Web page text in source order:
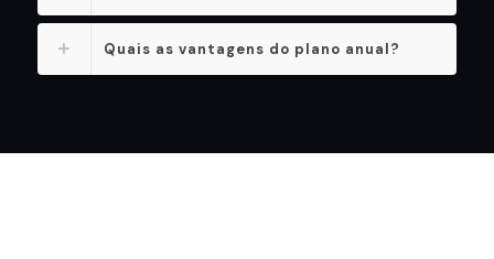
Quais as vantagens do plano anual?